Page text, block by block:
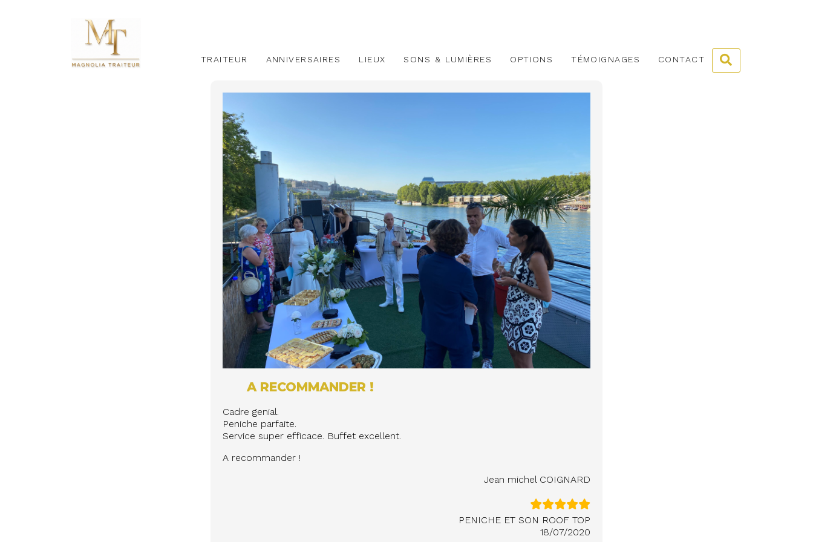
TRAITEUR ANNIVERSAIRES LIEUX SONS & LUMIÈRES OPTIONS TÉMOIGNAGES CONTACT
A RECOMMANDER !
Cadre genial.
Peniche parfaite.
Service super efficace. Buffet excellent.
A recommander !
Jean michel COIGNARD
PENICHE ET SON ROOF TOP
18/07/2020